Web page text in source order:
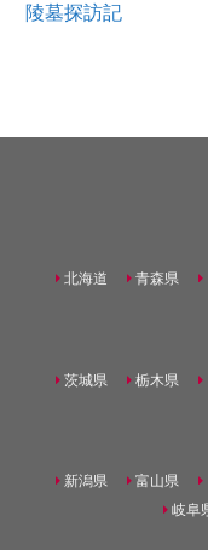
陵墓探訪記
北海道 青森県
茨城県 栃木県
新潟県 富山県
岐阜